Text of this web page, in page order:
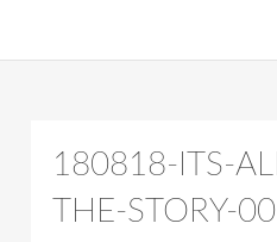
180818-ITS-
THE-STORY-